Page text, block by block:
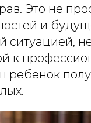
Это не
и
ситуацией,
к